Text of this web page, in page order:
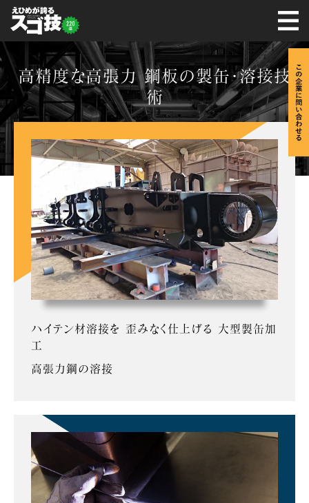
高精度な高張力 鋼板の製缶・溶接技
術
ハイテン材溶接を 歪みなく仕上げる 大型製缶加
工
高張力鋼の溶接